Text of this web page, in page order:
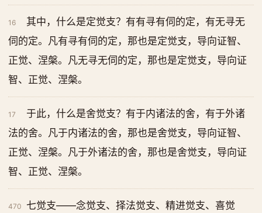
16
其中，什么是定觉支？有有寻有伺的定，有无寻无
伺的定。凡有寻有伺的定，那也是定觉支，导向证智、
正觉、涅槃。凡无寻无伺的定，那也是定觉支，导向证
智、正觉、涅槃。
17
于此，什么是舍觉支？有于内诸法的舍，有于外诸
法的舍。凡于内诸法的舍，那也是舍觉支，导向证智、
正觉、涅槃。凡于外诸法的舍，那也是舍觉支，导向证
智、正觉、涅槃。
470 七觉支——念觉支、择法觉支、精进觉支、喜觉